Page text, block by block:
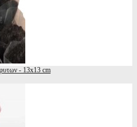
- 13x13 cm